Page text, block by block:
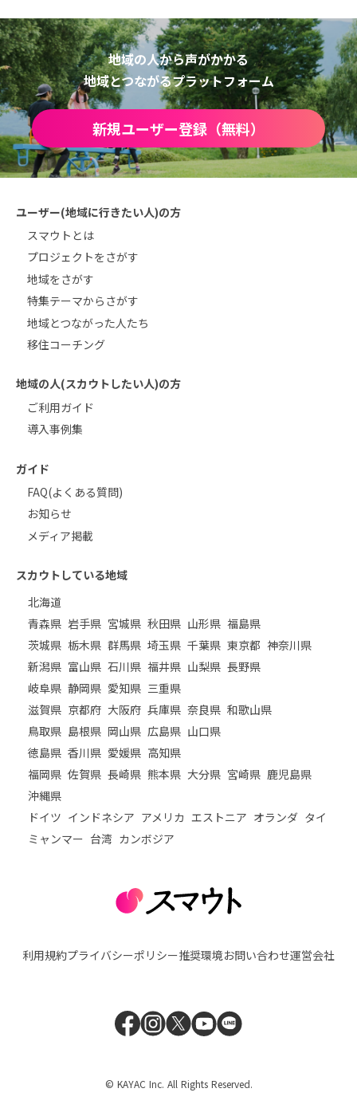
地域の人から声がかかる
地域とつながるプラットフォーム
新規ユーザー登録（無料）
ユーザー(地域に行きたい人)の方
スマウトとは
プロジェクトをさがす
地域をさがす
特集テーマからさがす
地域とつながった人たち
移住コーチング
地域の人(スカウトしたい人)の方
ご利用ガイド
導入事例集
ガイド
FAQ(よくある質問)
お知らせ
メディア掲載
スカウトしている地域
北海道
青森県 岩手県 宮城県 秋田県 山形県 福島県
茨城県 栃木県 群馬県 埼玉県 千葉県 東京都 神奈川県
新潟県 富山県 石川県 福井県 山梨県 長野県
岐阜県 静岡県 愛知県 三重県
滋賀県 京都府 大阪府 兵庫県 奈良県 和歌山県
鳥取県 島根県 岡山県 広島県 山口県
徳島県 香川県 愛媛県 高知県
福岡県 佐賀県 長崎県 熊本県 大分県 宮崎県 鹿児島県
沖縄県
ドイツ インドネシア アメリカ エストニア オランダ タイ
ミャンマー 台湾 カンボジア
利用規約プライバシーポリシー推奨環境お問い合わせ運営会社
© KAYAC Inc. All Rights Reserved.